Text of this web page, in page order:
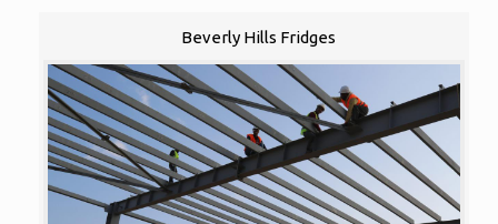
Beverly Hills Fridges